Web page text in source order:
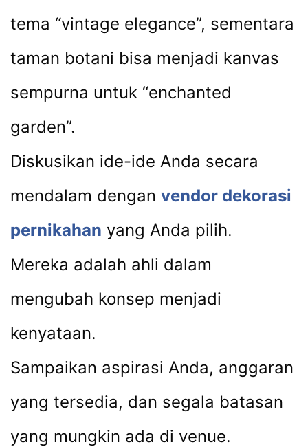
tema “vintage elegance”, sementara
taman botani bisa menjadi kanvas
sempurna untuk “enchanted
garden”.
Diskusikan ide-ide Anda secara
mendalam dengan vendor dekorasi
pernikahan yang Anda pilih.
Mereka adalah ahli dalam
mengubah konsep menjadi
kenyataan.
Sampaikan aspirasi Anda, anggaran
yang tersedia, dan segala batasan
yang mungkin ada di venue.